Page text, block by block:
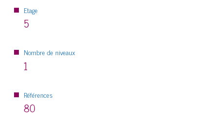
Etage
5
Nombre de niveaux
1
Références
80